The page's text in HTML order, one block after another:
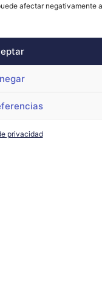
afectar negativamente
privacidad